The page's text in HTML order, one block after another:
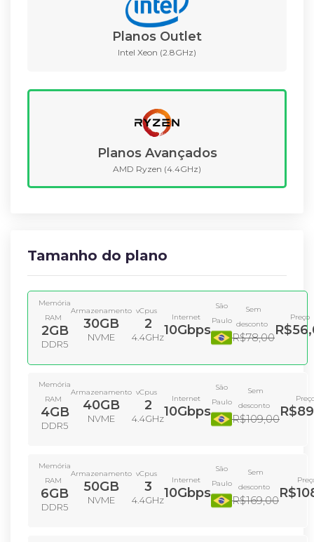
Planos Outlet
Intel Xeon (2.8GHz)
Planos Avançados
AMD Ryzen (4.4GHz)
Tamanho do plano
Memória
RAM
2GB
DDR5
Armazenamento
30GB
NVME
vCpus
2
4.4GHz
Internet
10Gbps
São
Paulo
Sem
desconto
R$78,00
Preço
Memória
RAM
4GB
DDR5
Armazenamento
40GB
NVME
vCpus
2
4.4GHz
Internet
10Gbps
São
Paulo
Sem
desconto
R$109,00
Memória
RAM
6GB
DDR5
Armazenamento
50GB
NVME
vCpus
3
4.4GHz
Internet
10Gbps
São
Paulo
Sem
desconto
R$169,00